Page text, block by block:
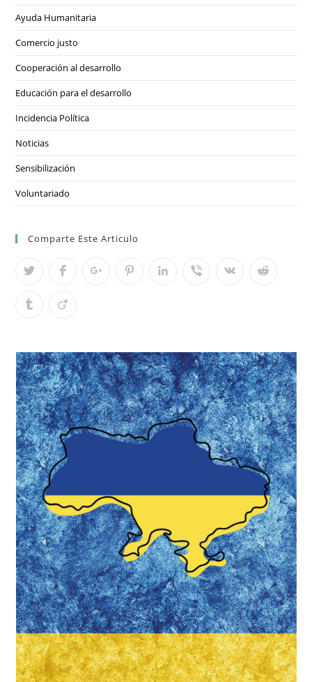
Ayuda Humanitaria
Comercio justo
Cooperación al desarrollo
Educación para el desarrollo
Incidencia Política
Noticias
Sensibilización
Voluntariado
Comparte Este Articulo